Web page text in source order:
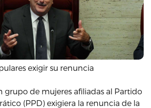
exigir su renuncia
grupo de mujeres afiliadas al Partido
(PPD) exigiera la renuncia de la